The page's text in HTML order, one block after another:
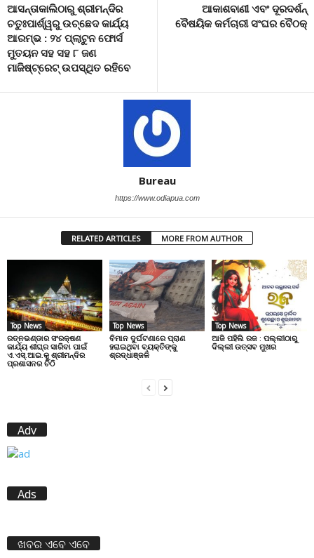
ଆସନ୍ତାକାଲିଠାରୁ ଶ୍ରୀମନ୍ଦିର
ଚତୁଃପାର୍ଶ୍ୱରୁ ଉଚ୍ଛେଦ କାର୍ଯ୍ୟ
ଆରମ୍ଭ : ୨୪ ପ୍ଲାଟୁନ ଫୋର୍ସ
ମୁତୟନ ସହ ସହ ୮ ଜଣ
ମାଜିଷ୍ଟ୍ରେଟ୍‌ ଉପସ୍ଥିତ ରହିବେ
ଆକାଶବାଣୀ ଏବଂ ଦୂରଦର୍ଶନ୍
ବୈଷୟିକ କର୍ମଚାରୀ ସଂଘର ବୈଠକ୍
Bureau
https://www.odiapua.com
RELATED ARTICLES MORE FROM AUTHOR
Top News
ରତ୍ନଭଣ୍ଡାର ସଂରକ୍ଷଣ
କାର୍ଯ୍ୟ ଶୀଘ୍ର ସାରିବା ପାଇଁ
ଏ.ଏସ୍.ଆଇ.କୁ ଶ୍ରୀମନ୍ଦିର
ପ୍ରଶାସନର ଚିଠି
Top News
ବିମାନ ଦୁର୍ଘଟଣାରେ ପ୍ରାଣ
ହରାଇଥିବା ବ୍ୟକ୍ତିଙ୍କୁ
ଶ୍ରଦ୍ଧାଞ୍ଜଳି
Top News
ଆଜି ପହିଲି ରଜ : ପଲ୍ଲୀଠାରୁ
ଦିଲ୍ଲୀ ଉତ୍ସବ ମୁଖର
Adv
Ads
ଖବର ଏବେ ଏବେ